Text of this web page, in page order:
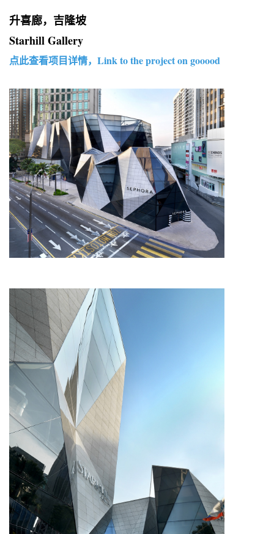
升喜廊，吉隆坡
Starhill Gallery
点此查看项目详情，Link to the project on gooood